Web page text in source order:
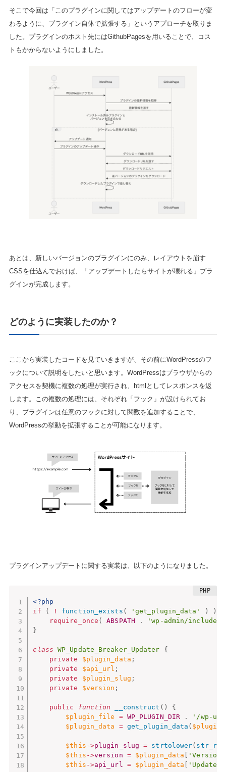
そこで今回は「このプラグインに関してはアップデートのフローが変
わるように、プラグイン自体で拡張する」というアプローチを取りま
した。プラグインのホスト先にはGithubPagesを用いることで、コス
トもかからないようにしました。
あとは、新しいバージョンのプラグインにのみ、レイアウトを崩す
CSSを仕込んでおけば、「アップデートしたらサイトが壊れる」プラ
グインが完成します。
どのように実装したのか？
ここから実装したコードを見ていきますが、その前にWordPressのフ
ックについて説明をしたいと思います。WordPressはブラウザからの
アクセスを契機に複数の処理が実行され、htmlとしてレスポンスを返
します。この複数の処理には、それぞれ「フック」が設けられてお
り、プラグインは任意のフックに対して関数を追加することで、
WordPressの挙動を拡張することが可能になります。
プラグインアップデートに関する実装は、以下のようになりました。
<?php
if
( ! function_exists ( 'get_plugin_data' ) )
require_once ( ABSPATH .
'wp-admin/
}
class WP_Update_Breaker_Updater
{
private
$plugin_data ;
private
$api_url ;
private
$plugin_slug ;
private
$version ;
public function __construct ( )
{
$plugin_file
= WP_PLUGIN_DIR .
'/wp-
$plugin_data
= get_plugin_data (
$this ->plugin_slug = strtolower(
$this ->version = $plugin_data 'Version'
$this ->api_url = $plugin_data